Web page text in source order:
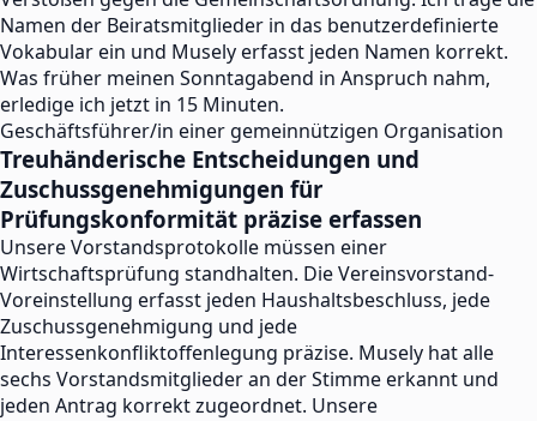
Namen der Beiratsmitglieder in das benutzerdefinierte
Vokabular ein und Musely erfasst jeden Namen korrekt.
Was früher meinen Sonntagabend in Anspruch nahm,
erledige ich jetzt in 15 Minuten.
Geschäftsführer/in einer gemeinnützigen Organisation
Treuhänderische Entscheidungen und
Zuschussgenehmigungen für
Prüfungskonformität präzise erfassen
Unsere Vorstandsprotokolle müssen einer
Wirtschaftsprüfung standhalten. Die Vereinsvorstand-
Voreinstellung erfasst jeden Haushaltsbeschluss, jede
Zuschussgenehmigung und jede
Interessenkonfliktoffenlegung präzise. Musely hat alle
sechs Vorstandsmitglieder an der Stimme erkannt und
jeden Antrag korrekt zugeordnet. Unsere